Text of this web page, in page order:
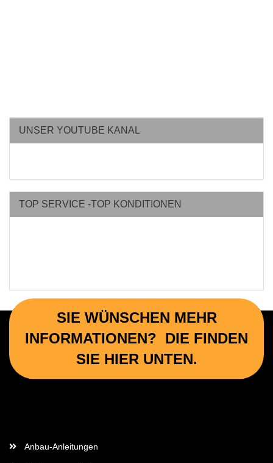
UNSER YOUTUBE KANAL
TOP SERVICE -TOP KONDITIONEN
SIE WÜNSCHEN MEHR
INFORMATIONEN? DIE FINDEN
SIE HIER UNTEN.
Anbau-Anleitungen